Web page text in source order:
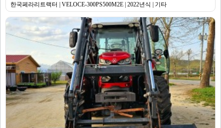
한국페라리트랙터 | VELOCE-300PS500M2E | 2022년식 | 기타